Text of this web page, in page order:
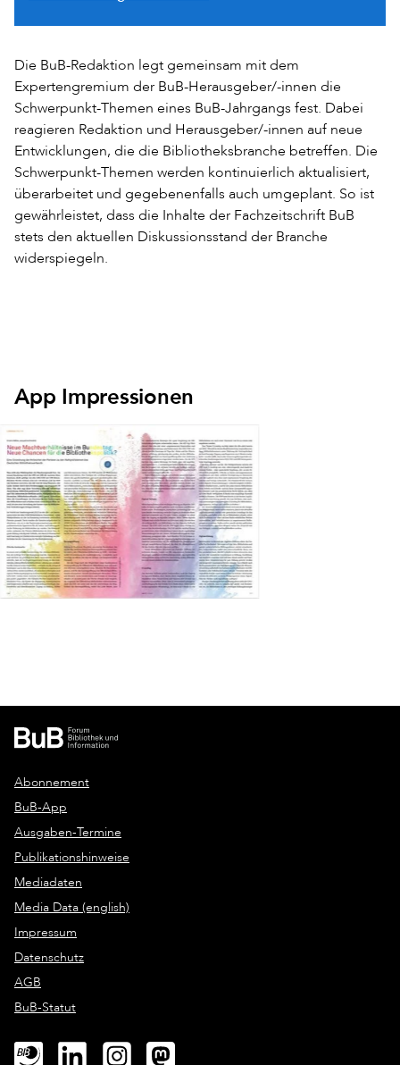
Die BuB-Redaktion legt gemeinsam mit dem
Expertengremium der BuB-Herausgeber/-innen die
Schwerpunkt-Themen eines BuB-Jahrgangs fest. Dabei
reagieren Redaktion und Herausgeber/-innen auf neue
Entwicklungen, die die Bibliotheksbranche betreffen. Die
Schwerpunkt-Themen werden kontinuierlich aktualisiert,
überarbeitet und gegebenenfalls auch umgeplant. So ist
gewährleistet, dass die Inhalte der Fachzeitschrift BuB
stets den aktuellen Diskussionsstand der Branche
widerspiegeln.
App Impressionen
Abonnement
BuB-App
Ausgaben-Termine
Publikationshinweise
Mediadaten
Media Data (english)
Impressum
Datenschutz
AGB
BuB-Statut